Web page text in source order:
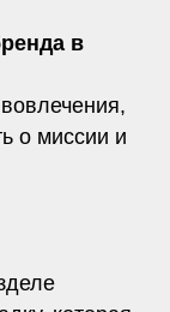
в
о миссии и